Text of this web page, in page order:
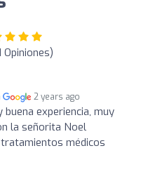
2 years ago
buena experiencia, muy
la señorita Noel
médicos